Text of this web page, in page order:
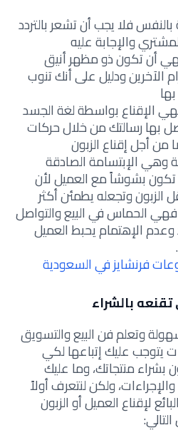
فلا يجب أن تشعر بالتردد
والإجابة عليه
فهي أن تكون ذو مظهر أنيق
الآخرين ودليل على أنك تنوب
فهي الإقناع بواسطة لغة الجسد
بها رسالتك من خلال حركات
من أجل إقناع الزبون
وهي الإبتسامة الصادقة
تكون بشوشاً مع العميل لأن
الزبون وتجعله يطمئن أكثر
فهي الحماس في البيع والتواصل
وعدم الإهتمام يحبط العميل
بالشراء
وتعلم فن البيع والتسويق
عليك إتباعها لكي
بشراء منتجاتك، وما عليك
ولكن لنتعرف أولاً
لإقناع العميل أو الزبون